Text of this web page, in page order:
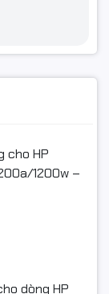
cho HP
1200w –
dòng HP
nguồn gốc rõ
& đóng gói cẩn
VAT).
chuyển